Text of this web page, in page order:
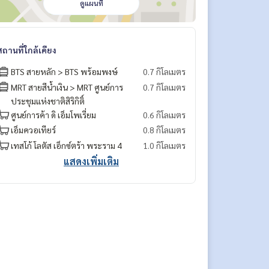
ดูแผนที่
ถานที่ใกล้เคียง
BTS สายหลัก > BTS พร้อมพงษ์
0.7 กิโลเมตร
MRT สายสีน้ำเงิน > MRT ศูนย์การ
ประชุมแห่งชาติสิริกิติ์
0.7 กิโลเมตร
ศูนย์การค้า ดิ เอ็มโพเรี่ยม
0.6 กิโลเมตร
เอ็มควอเทียร์
0.8 กิโลเมตร
เทสโก้ โลตัส เอ็กซ์ตร้า พระราม 4
1.0 กิโลเมตร
แสดงเพิ่มเติม